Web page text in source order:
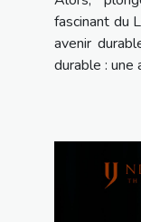
fascinant du
avenir
durable : une